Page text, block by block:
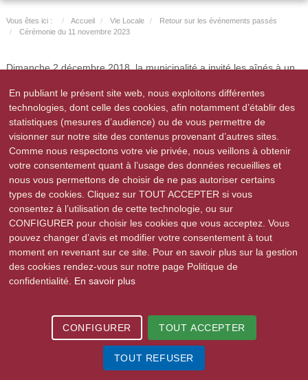
Vous êtes ici : Accueil Vie Locale
Retour sur les événements passés
Cérémonie du 11 novembre 2023
Dimanche 2 décembre 2018, la municipalité a invité les aînés à un
présentes pour déguster un excellent repas préparé par Manu et
son équipe du Restaurant du Tigre. Marie et Jean-Daniel Zeter ont
lu poèmes, fables, histoires en français et en alsacien. Puis les
convives ont chanté des chants de Noël sous la direction de Gérard
Weiss.
Précédent
Politique de confidentialité| Site réalisé par e-novea, agence web à
Strasbourg
En publiant le présent site web, nous exploitons différentes
technologies, dont celle des cookies, afin notamment d’établir des
statistiques (mesures d’audience) ou de vous permettre de
visionner sur notre site des contenus provenant d’autres sites.
Comme nous respectons votre vie privée, nous veillons à obtenir
votre consentement quant à l’usage des données recueillies et
nous vous permettons de choisir de ne pas autoriser certains
types de cookies. Cliquez sur TOUT ACCEPTER si vous
consentez à l’utilisation de cette technologie, ou sur
CONFIGURER pour choisir les cookies que vous acceptez. Vous
pouvez changer d’avis et modifier votre consentement à tout
moment en revenant sur ce site. Pour en savoir plus sur la gestion
des cookies rendez-vous sur notre page Politique de
confidentialité. En savoir plus
CONFIGURER TOUT ACCEPTER
TOUT REFUSER